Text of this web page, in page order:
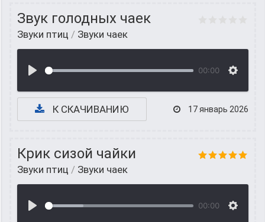
Звук голодных чаек
Звуки птиц / Звуки чаек
00:00
К СКАЧИВАНИЮ 17 январь 2026
Крик сизой чайки
Звуки птиц / Звуки чаек
00:00